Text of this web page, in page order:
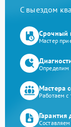
С выездом
Срочный
Мастер
Определим
Мастера
Работаем
Гарантия